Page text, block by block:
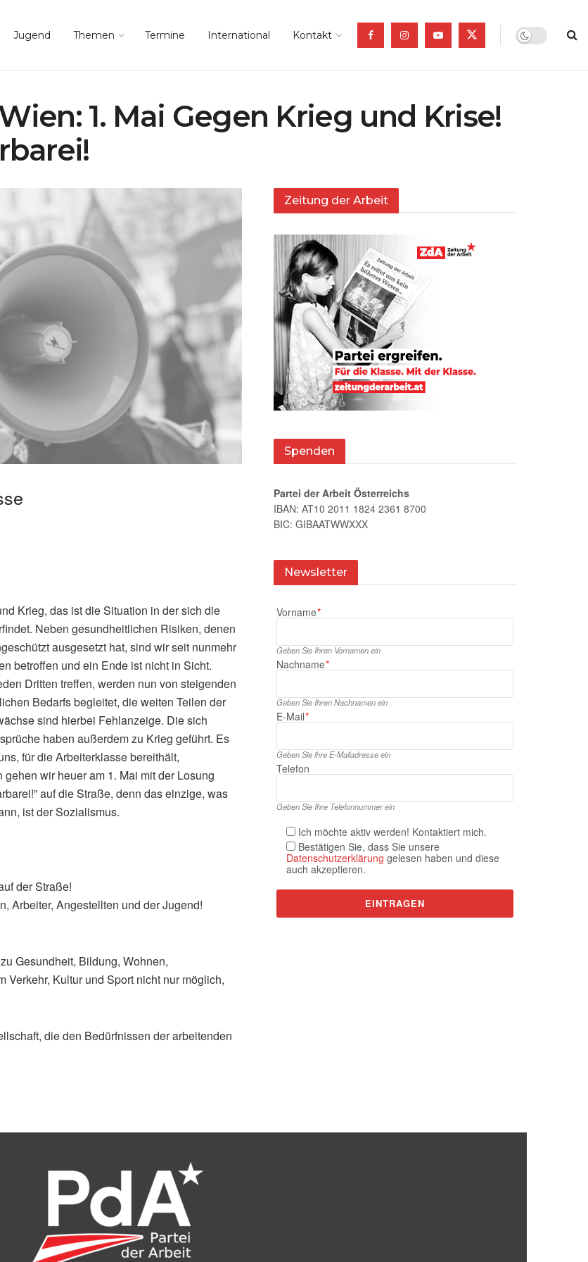
Jugend Themen Termine International Kontakt
1. Mai Gegen Krieg und Krise!
Krieg, das ist die Situation in der sich die
Neben gesundheitlichen Risiken, denen
ausgesetzt hat, sind wir seit nunmehr
betroffen und ein Ende ist nicht in Sicht.
Dritten treffen, werden nun von steigenden
Bedarfs begleitet, die weiten Teilen der
sind hierbei Fehlanzeige. Die sich
haben außerdem zu Krieg geführt. Es
für die Arbeiterklasse bereithält,
wir heuer am 1. Mai mit der Losung
auf die Straße, denn das einzige, was
ist der Sozialismus.
der Straße!
Arbeiter, Angestellten und der Jugend!
Gesundheit, Bildung, Wohnen,
Kultur und Sport nicht nur möglich,
die den Bedürfnissen der arbeitenden
Zeitung der Arbeit
Spenden
Partei der Arbeit Österreichs
IBAN: AT10 2011 1824 2361 8700
BIC: GIBAATWWXXX
Newsletter
Vorname*
Geben Sie Ihren Vornamen ein
Nachname*
Geben Sie Ihren Nachnamen ein
E‑Mail*
Geben Sie ihre E‑Mailadresse ein
Telefon
Geben Sie Ihre Telefonnummer ein
Ich möchte aktiv werden! Kontaktiert mich.
Bestätigen Sie, dass Sie unsere
Datenschutzerklärung gelesen haben und diese
auch akzeptieren.